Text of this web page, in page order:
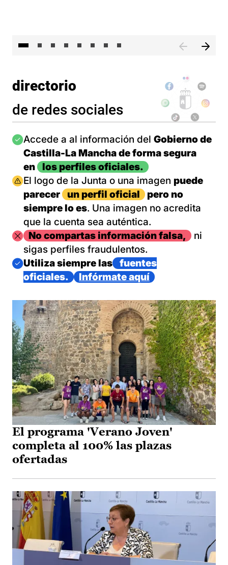
directorio
de redes sociales
Imagen
Accede a al información del Gobierno de
Castilla-La Mancha de forma segura
en
los perfiles oficiales.
Imagen
El logo de la Junta o una imagen puede
parecer
un perfil oficial
pero no
siempre lo es. Una imagen no acredita
que la cuenta sea auténtica.
ImagenNo compartas información falsa,
ni
sigas perfiles fraudulentos.
Imagen
Utiliza siempre las
fuentes
oficiales.
Infórmate aquí
El programa 'Verano Joven'
completa al 100% las plazas
ofertadas